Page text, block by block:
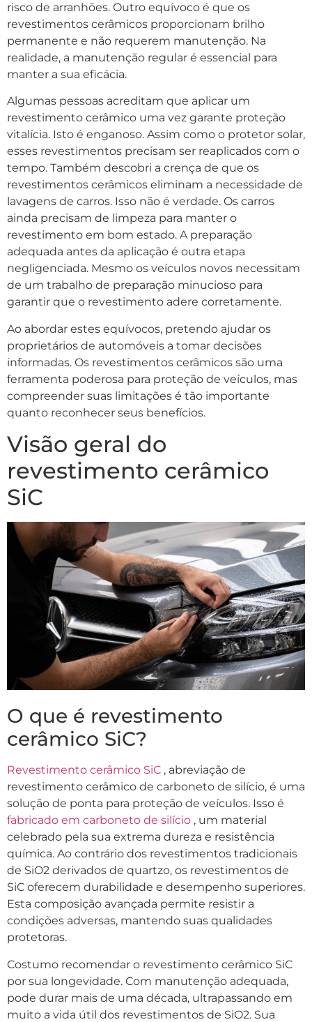
risco de arranhões. Outro equívoco é que os
revestimentos cerâmicos proporcionam brilho
permanente e não requerem manutenção. Na
realidade, a manutenção regular é essencial para
manter a sua eficácia.
Algumas pessoas acreditam que aplicar um
revestimento cerâmico uma vez garante proteção
vitalícia. Isto é enganoso. Assim como o protetor solar,
esses revestimentos precisam ser reaplicados com o
tempo. Também descobri a crença de que os
revestimentos cerâmicos eliminam a necessidade de
lavagens de carros. Isso não é verdade. Os carros
ainda precisam de limpeza para manter o
revestimento em bom estado. A preparação
adequada antes da aplicação é outra etapa
negligenciada. Mesmo os veículos novos necessitam
de um trabalho de preparação minucioso para
garantir que o revestimento adere corretamente.
Ao abordar estes equívocos, pretendo ajudar os
proprietários de automóveis a tomar decisões
informadas. Os revestimentos cerâmicos são uma
ferramenta poderosa para proteção de veículos, mas
compreender suas limitações é tão importante
quanto reconhecer seus benefícios.
Visão geral do
revestimento cerâmico
SiC
O que é revestimento
cerâmico SiC?
Revestimento cerâmico SiC , abreviação de
revestimento cerâmico de carboneto de silício, é uma
solução de ponta para proteção de veículos. Isso é
fabricado em carboneto de silício , um material
celebrado pela sua extrema dureza e resistência
química. Ao contrário dos revestimentos tradicionais
de SiO2 derivados de quartzo, os revestimentos de
SiC oferecem durabilidade e desempenho superiores.
Esta composição avançada permite resistir a
condições adversas, mantendo suas qualidades
protetoras.
Costumo recomendar o revestimento cerâmico SiC
por sua longevidade. Com manutenção adequada,
pode durar mais de uma década, ultrapassando em
muito a vida útil dos revestimentos de SiO2. Sua